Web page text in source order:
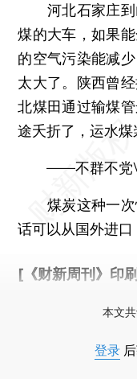
河北石家庄到
煤的大车，如果
的空气污染能减
太大了。陕西曾
北煤田通过输煤
途夭折了，运水煤
——不群不党
煤炭这种一次
话可以从国外进口
[《财新周刊》印
本文
登录